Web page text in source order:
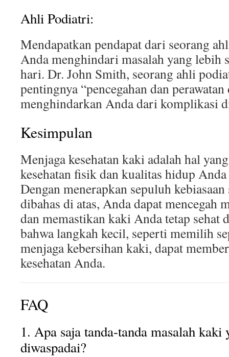
Ahli Podiatri:
Mendapatkan pendapat dari seorang
Anda menghindari masalah yang lebih
hari. Dr. John Smith, seorang ahli
pentingnya “pencegahan dan
menghindarkan Anda dari komplikasi
Kesimpulan
Menjaga kesehatan kaki adalah hal
kesehatan fisik dan kualitas hidup
Dengan menerapkan sepuluh
dibahas di atas, Anda dapat mencegah
dan memastikan kaki Anda tetap sehat
bahwa langkah kecil, seperti memilih
menjaga kebersihan kaki, dapat
kesehatan Anda.
FAQ
1. Apa saja tanda-tanda masalah kaki
diwaspadai?